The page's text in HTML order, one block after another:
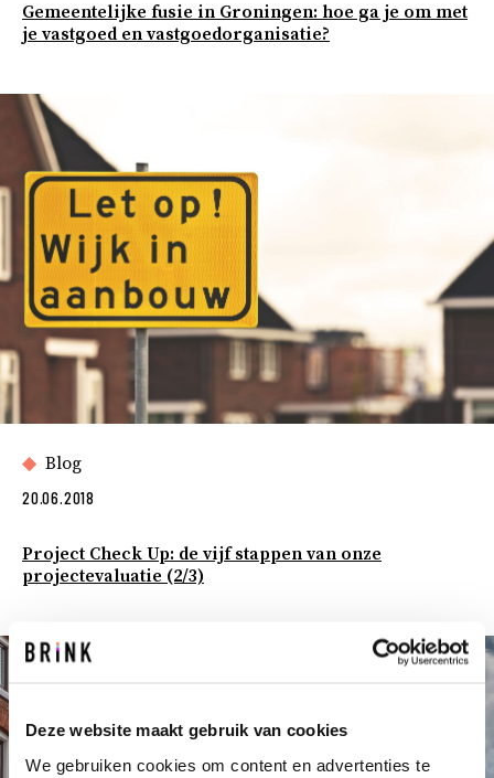
Deze website maakt gebruik van cookies
We gebruiken cookies om content en advertenties te
Gemeentelijke fusie in Groningen: hoe ga je om met
je vastgoed en vastgoedorganisatie?
Blog
20.06.2018
Project Check Up: de vijf stappen van onze
projectevaluatie (2/3)